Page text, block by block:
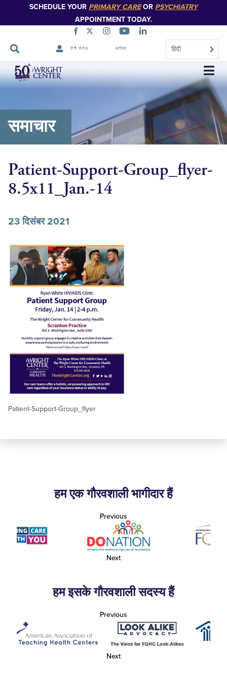
SCHEDULE YOUR PRIMARY CAREOR PSYCHIATRY
APPOINTMENT TODAY.
रोगी पोर्टल करियर हिंदी
नेविगेशन
छोड़ें
समाचार
Patient-Support-Group_flyer-
8.5x11_Jan.-14
23 दिसंबर 2021
Patient-Support-Group_flyer
हम एक गौरवशाली भागीदार हैं
Previous
Next
हम इसके गौरवशाली सदस्य हैं
Previous
Next